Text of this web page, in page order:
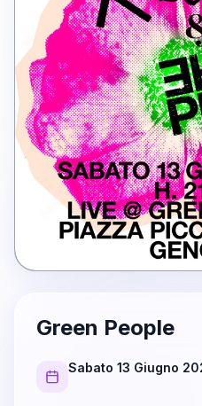
Green People
Sabato 13 Giugno